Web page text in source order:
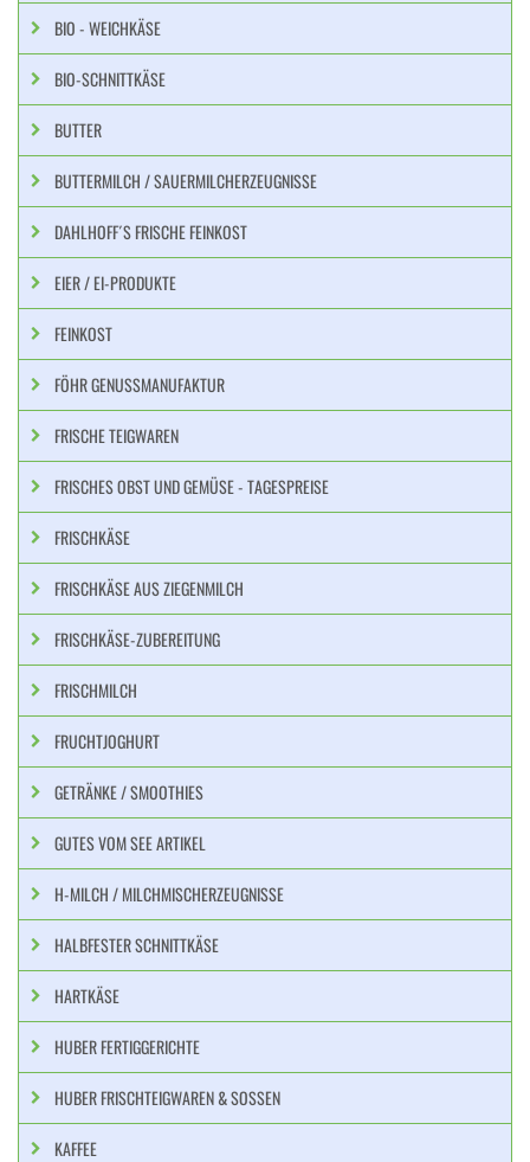
BIO - WEICHKÄSE
BIO-SCHNITTKÄSE
BUTTER
BUTTERMILCH / SAUERMILCHERZEUGNISSE
DAHLHOFF´S FRISCHE FEINKOST
EIER / EI-PRODUKTE
FEINKOST
FÖHR GENUSSMANUFAKTUR
FRISCHE TEIGWAREN
FRISCHES OBST UND GEMÜSE - TAGESPREISE
FRISCHKÄSE
FRISCHKÄSE AUS ZIEGENMILCH
FRISCHKÄSE-ZUBEREITUNG
FRISCHMILCH
FRUCHTJOGHURT
GETRÄNKE / SMOOTHIES
GUTES VOM SEE ARTIKEL
H-MILCH / MILCHMISCHERZEUGNISSE
HALBFESTER SCHNITTKÄSE
HARTKÄSE
HUBER FERTIGGERICHTE
HUBER FRISCHTEIGWAREN & SOSSEN
KAFFEE